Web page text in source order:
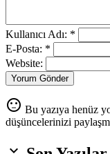
Kullanıcı Adı: *
E-Posta: *
Website:
Yorum Gönder
sentiment_neutral Bu yazıya henüz
düşüncelerinizi
